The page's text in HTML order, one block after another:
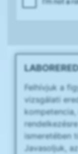
Felhívjuk a
vizsgálati
ismeretében
Javasoljuk,